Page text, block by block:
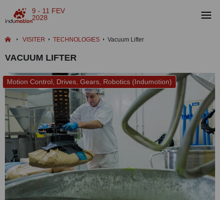
9 - 11 FEV
2028
VISITER TECHNOLOGIES Vacuum Lifter
VACUUM LIFTER
Motion Control, Drives, Gears, Robotics (Indumotion)